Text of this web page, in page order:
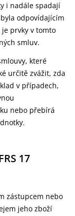
i nadále spadají
odpovídajícím
prvky v tomto
smluv.
které
určitě zvážit, zda
v případech,
nebo přebírá
17
zástupcem nebo
jeho zboží